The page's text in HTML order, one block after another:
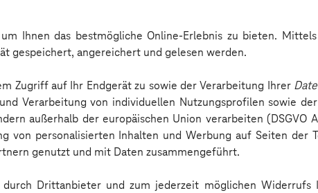
Ihnen das bestmögliche Online-Erlebnis zu bieten.
gespeichert, angereichert und gelesen werden.
Zugriff auf Ihr Endgerät zu sowie der Verarbeitung Ihrer
Verarbeitung von individuellen Nutzungsprofilen sowie
außerhalb der europäischen Union verarbeiten (DSGVO
von personalisierten Inhalten und Werbung auf Seiten der
genutzt und mit Daten zusammengeführt.
Drittanbieter und zum jederzeit möglichen Widerrufs
ersetzen